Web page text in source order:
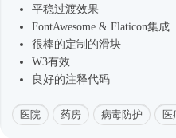
平稳过渡效果
FontAwesome & Flaticon集成
很棒的定制的滑块
W3有效
良好的注释代码
医院 药房 病毒防护 医